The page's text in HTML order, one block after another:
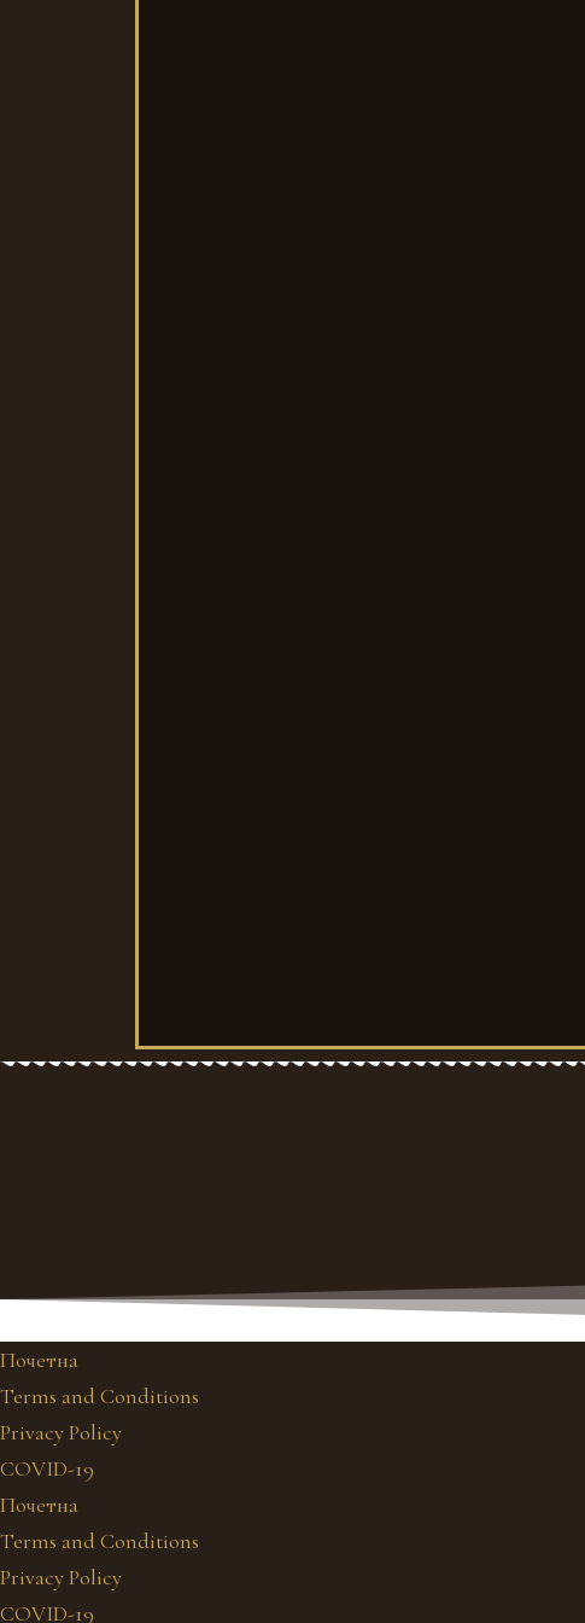
Почетна
Terms and Conditions
Privacy Policy
COVID-19
Почетна
Terms and Conditions
Privacy Policy
COVID-19